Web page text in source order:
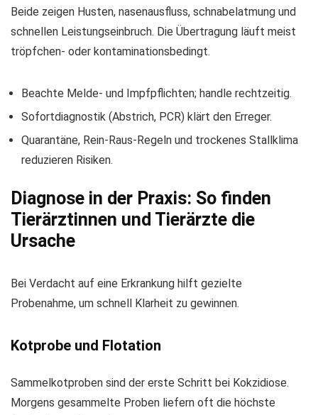
Beide zeigen Husten, nasenausfluss, schnabelatmung und
schnellen Leistungseinbruch. Die Übertragung läuft meist
tröpfchen- oder kontaminationsbedingt.
Beachte Melde- und Impfpflichten; handle rechtzeitig.
Sofortdiagnostik (Abstrich, PCR) klärt den Erreger.
Quarantäne, Rein‑Raus‑Regeln und trockenes Stallklima
reduzieren Risiken.
Diagnose in der Praxis: So finden
Tierärztinnen und Tierärzte die
Ursache
Bei Verdacht auf eine Erkrankung hilft gezielte
Probenahme, um schnell Klarheit zu gewinnen.
Kotprobe und Flotation
Sammelkotproben sind der erste Schritt bei Kokzidiose.
Morgens gesammelte Proben liefern oft die höchste